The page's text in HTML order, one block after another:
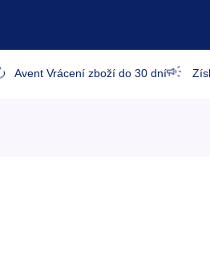
Avent Vrácení zboží do 30 dní